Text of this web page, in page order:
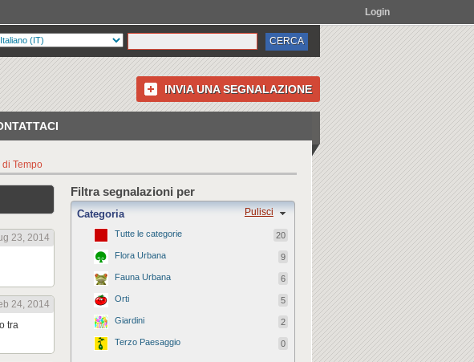
Login
INVIA UNA SEGNALAZIONE
Tempo
23, 2014
24, 2014
tra
Filtra segnalazioni per
Pulisci
Categoria
Tutte le categorie 20
Flora Urbana 9
Fauna Urbana 6
Orti 5
Giardini 2
Terzo Paesaggio 0